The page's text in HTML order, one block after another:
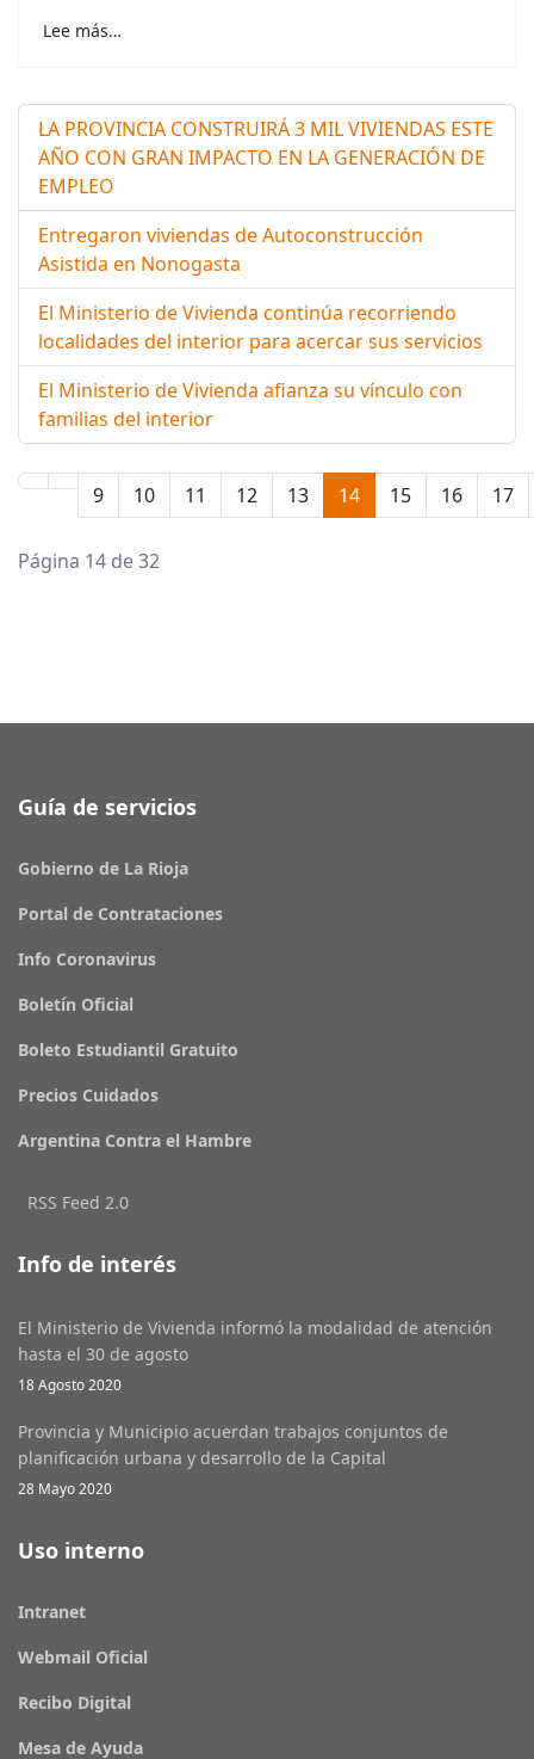
Lee más…
LA PROVINCIA CONSTRUIRÁ 3 MIL VIVIENDAS ESTE
AÑO CON GRAN IMPACTO EN LA GENERACIÓN DE
EMPLEO
Entregaron viviendas de Autoconstrucción
Asistida en Nonogasta
El Ministerio de Vivienda continúa recorriendo
localidades del interior para acercar sus servicios
El Ministerio de Vivienda afianza su vínculo con
familias del interior
9 10 11 12 13 14 15 16 17
Página 14 de 32
Guía de servicios
Gobierno de La Rioja
Portal de Contrataciones
Info Coronavirus
Boletín Oficial
Boleto Estudiantil Gratuito
Precios Cuidados
Argentina Contra el Hambre
RSS Feed 2.0
Info de interés
El Ministerio de Vivienda informó la modalidad de atención
hasta el 30 de agosto
18 Agosto 2020
Provincia y Municipio acuerdan trabajos conjuntos de
planificación urbana y desarrollo de la Capital
28 Mayo 2020
Uso interno
Intranet
Webmail Oficial
Recibo Digital
Mesa de Ayuda